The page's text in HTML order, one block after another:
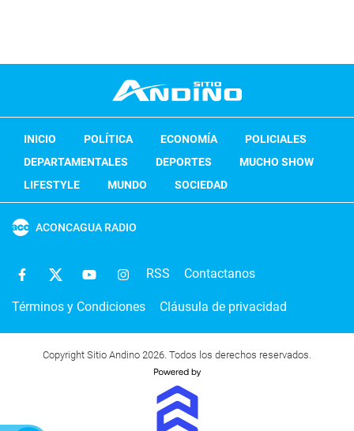
INICIO POLÍTICA ECONOMÍA
POLICIALES
DEPARTAMENTALES
DEPORTES
MUCHO SHOW
LIFESTYLE
MUNDO SOCIEDAD
ACONCAGUA RADIO
RSS Contactanos
Términos y Condiciones Cláusula de privacidad
Copyright Sitio Andino 2026. Todos los derechos reservados.